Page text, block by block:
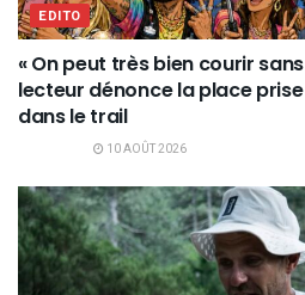
EDITO
« On peut très bien courir
lecteur dénonce la place
dans le trail
10 AOÛT 2026